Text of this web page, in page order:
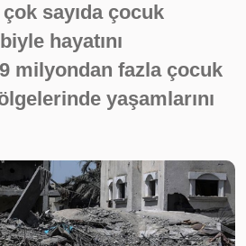
sayıda çocuk
hayatını
milyondan fazla çocuk
yaşamlarını